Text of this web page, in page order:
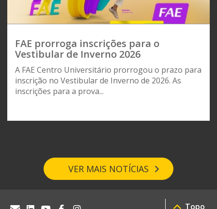
FAE prorroga inscrições para o
Vestibular de Inverno 2026
A FAE Centro Universitário prorrogou o prazo para
inscrição no Vestibular de Inverno de 2026. As
inscrições para a prova...
VER MAIS NOTÍCIAS
Topo